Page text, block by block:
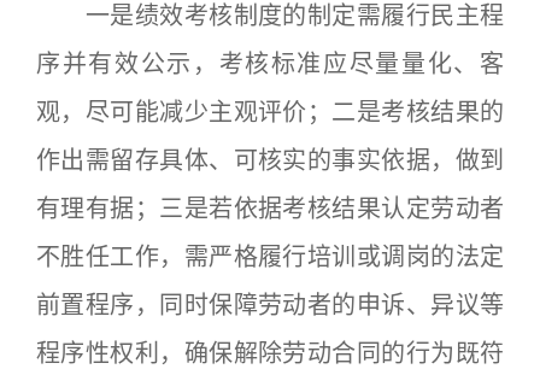
一是绩效考核制度的制定需履行民主程
序并有效公示，考核标准应尽量量化、客
观，尽可能减少主观评价；二是考核结果的
作出需留存具体、可核实的事实依据，做到
有理有据；三是若依据考核结果认定劳动者
不胜任工作，需严格履行培训或调岗的法定
前置程序，同时保障劳动者的申诉、异议等
程序性权利，确保解除劳动合同的行为既符